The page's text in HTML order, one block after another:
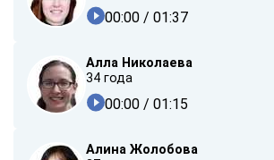
00:00 / 01:37
Алла Николаева
34 года
00:00 / 01:15
Алина Жолобова